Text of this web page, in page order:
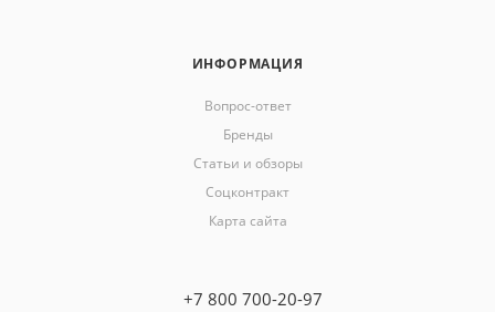
ИНФОРМАЦИЯ
Вопрос-ответ
Бренды
Статьи и обзоры
Соцконтракт
Карта сайта
+7 800 700-20-97